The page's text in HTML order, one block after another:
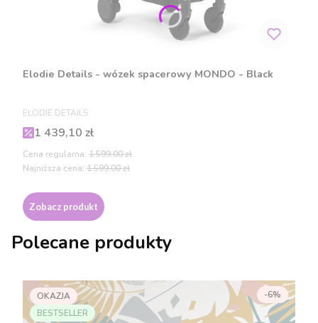
Elodie Details - wózek spacerowy MONDO - Black
PRODUCENT
ELODIE DETAILS
Cena promocyjna
1 439,10 zł
Cena regularna: 1 599,00 zł
Najniższa cena: 1 599,00 zł
Zobacz produkt
Polecane produkty
OKAZJA
BESTSELLER
-6%